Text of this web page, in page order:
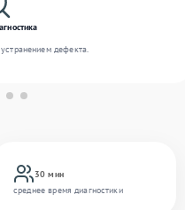
30 мин
среднее время диагностики
дефекта.